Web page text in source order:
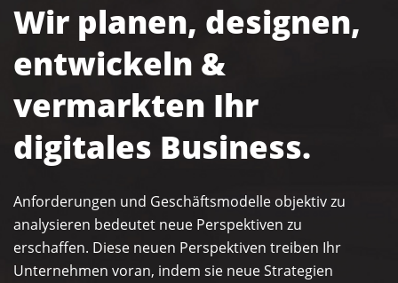
Wir planen, designen,
entwickeln &
vermarkten Ihr
digitales Business.
Anforderungen und Geschäftsmodelle objektiv zu
analysieren bedeutet neue Perspektiven zu
erschaffen. Diese neuen Perspektiven treiben Ihr
Unternehmen voran, indem sie neue Strategien